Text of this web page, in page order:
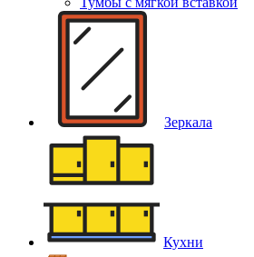
Зеркала
Кухни